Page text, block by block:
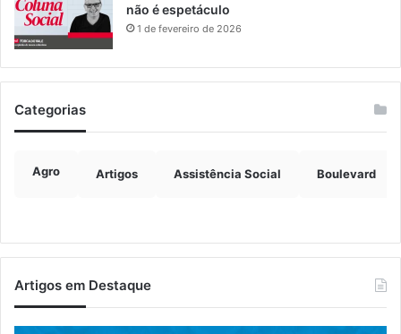
não é espetáculo
1 de fevereiro de 2026
Categorias
Agro Artigos Assistência Social Boulevard
Artigos em Destaque